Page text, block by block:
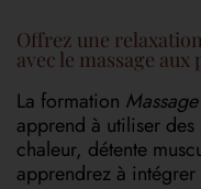
Offrez une
avec le massage
La formation
apprend à utiliser
chaleur, détente
apprendrez à